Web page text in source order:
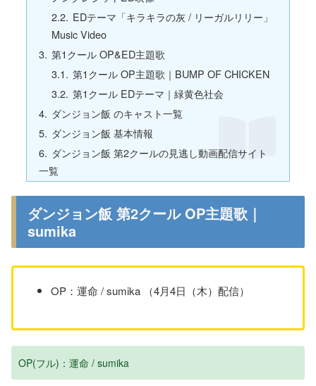
EDテーマ「キラキラの灰 / リーガルリリー」
Music Video
第1クール OP&ED主題歌
第1クール OP主題歌｜BUMP OF CHICKEN
第1クール EDテーマ｜緑黄色社会
ダンジョン飯 のキャスト一覧
ダンジョン飯 基本情報
ダンジョン飯 第2クールの見逃し動画配信サイト
一覧
ダンジョン飯 第2クール OP主題歌｜
sumika
OP：運命 / sumika （4月4日（木）配信）
OP(フル)：運命 / sumika